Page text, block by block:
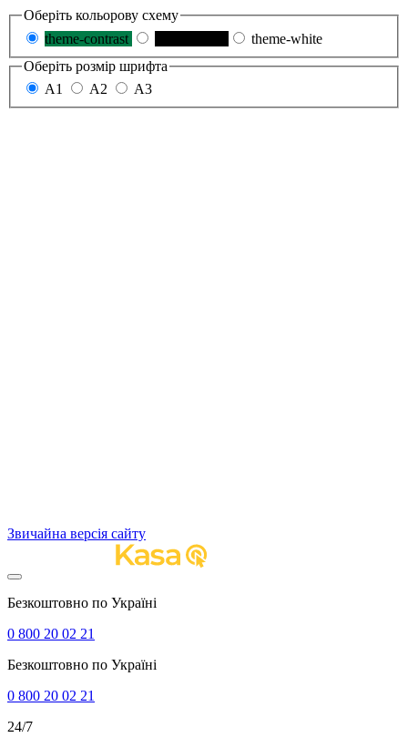
Оберіть кольорову схему
theme-contrast
theme-white
Оберіть розмір шрифта
A1
A2 A3
Звичайна версія сайту
Безкоштовно по Україні
0 800 20 02 21
Безкоштовно по Україні
0 800 20 02 21
24/7